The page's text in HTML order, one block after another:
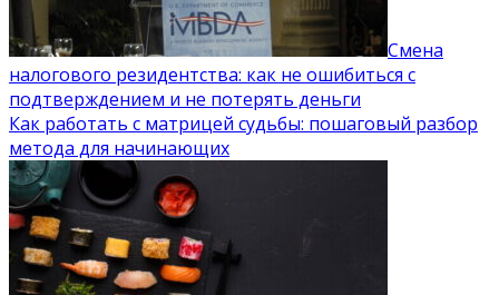
Смена
налогового резидентства: как не ошибиться с
подтверждением и не потерять деньги
Как работать с матрицей судьбы: пошаговый разбор
метода для начинающих